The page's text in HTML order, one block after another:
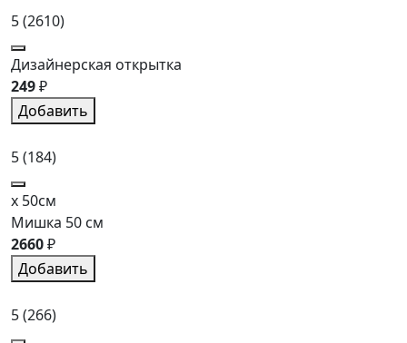
5(2610)
Дизайнерская открытка
249₽
Добавить
5(184)
x 50см
Мишка 50 см
2660₽
Добавить
5(266)